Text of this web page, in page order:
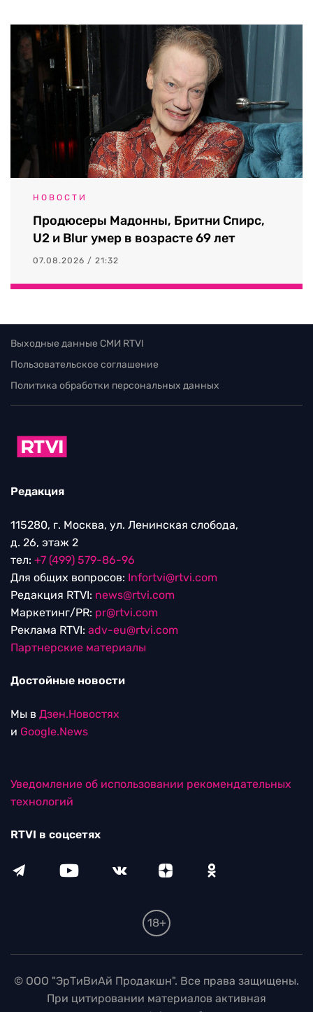
НОВОСТИ
Продюсеры Мадонны, Бритни Спирс,
U2 и Blur умер в возрасте 69 лет
07.08.2026 / 21:32
Выходные данные СМИ RTVI
Пользовательское соглашение
Политика обработки персональных данных
Редакция
115280, г. Москва, ул. Ленинская слобода,
д. 26, этаж 2
тел: +7 (499) 579-86-96
Для общих вопросов: Infortvi@rtvi.com
Редакция RTVI: news@rtvi.com
Маркетинг/PR: pr@rtvi.com
Реклама RTVI: adv-eu@rtvi.com
Партнерские материалы
Достойные новости
Мы в Дзен.Новостях
и Google.News
Уведомление об использовании рекомендательных
технологий
RTVI в соцсетях
18+
© ООО "ЭрТиВиАй Продакшн". Все права защищены.
При цитировании материалов активная